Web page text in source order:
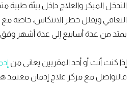
التدخل المبكر والعلاج داخل بيئة
التعافي ويقلل خطر الانتكاس، خاصة مع
يمتد من عدة أسابيع إلى عدة أشهر وفق
إذا كنت أنت أو أحد المقربين يعاني من
فالتواصل مع مركز علاج إدمان معتمد هو